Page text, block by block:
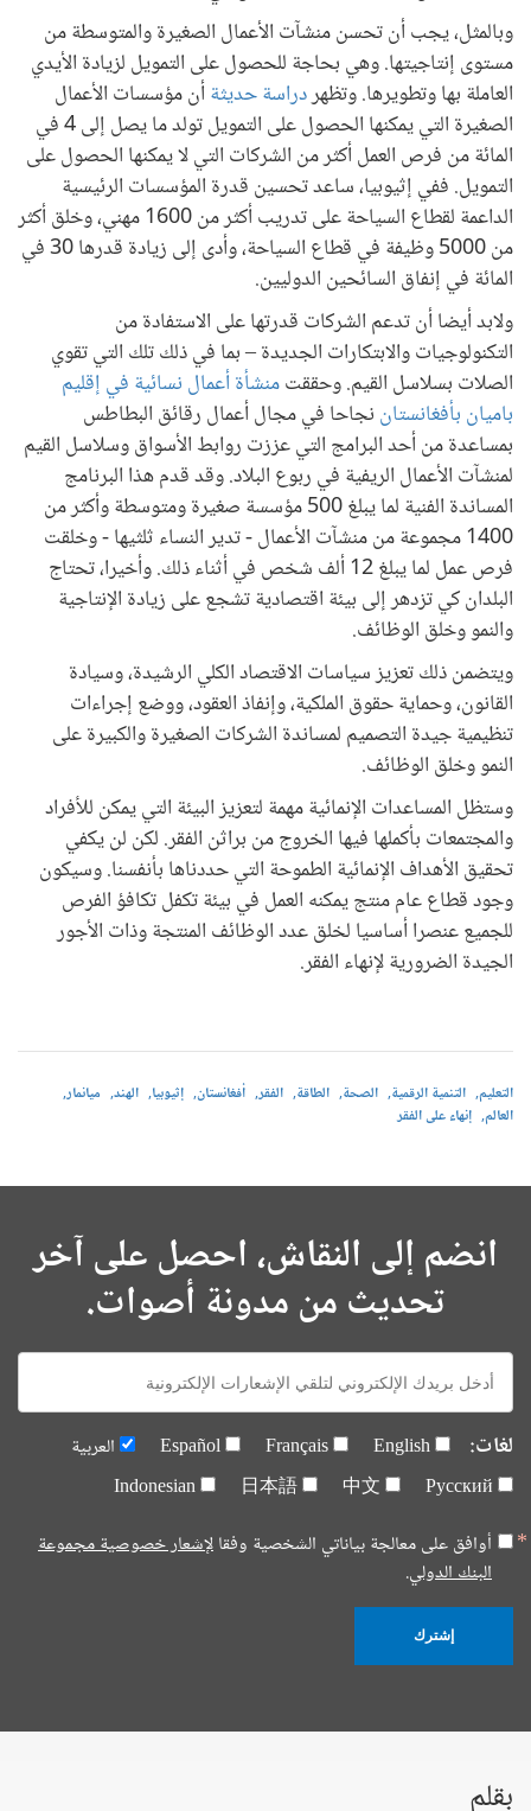
وبالمثل، يجب أن تحسن منشآت الأعمال الصغيرة والمتوسطة من
مستوى إنتاجيتها. وهي بحاجة للحصول على التمويل لزيادة الأيدي
العاملة بها وتطويرها. وتظهردراسة حديثة أن مؤسسات الأعمال
الصغيرة التي يمكنها الحصول على التمويل تولد ما يصل إلى 4 في
المائة من فرص العمل أكثر من الشركات التي لا يمكنها الحصول على
التمويل. ففي إثيوبيا، ساعد تحسين قدرة المؤسسات الرئيسية
الداعمة لقطاع السياحة على تدريب أكثر من 1600 مهني، وخلق أكثر
من 5000 وظيفة في قطاع السياحة، وأدى إلى زيادة قدرها 30 في
المائة في إنفاق السائحين الدوليين.
ولابد أيضا أن تدعم الشركات قدرتها على الاستفادة من
التكنولوجيات والابتكارات الجديدة – بما في ذلك تلك التي تقوي
الصلات بسلاسل القيم. وحققتمنشأة أعمال نسائية في إقليم
باميان بأفغانستان نجاحا في مجال أعمال رقائق البطاطس
بمساعدة من أحد البرامج التي عززت روابط الأسواق وسلاسل القيم
لمنشآت الأعمال الريفية في ربوع البلاد. وقد قدم هذا البرنامج
المساندة الفنية لما يبلغ 500 مؤسسة صغيرة ومتوسطة وأكثر من
1400 مجموعة من منشآت الأعمال - تدير النساء ثلثيها - وخلقت
فرص عمل لما يبلغ 12 ألف شخص في أثناء ذلك. وأخيرا، تحتاج
البلدان كي تزدهر إلى بيئة اقتصادية تشجع على زيادة الإنتاجية
والنمو وخلق الوظائف.
ويتضمن ذلك تعزيز سياسات الاقتصاد الكلي الرشيدة، وسيادة
القانون، وحماية حقوق الملكية، وإنفاذ العقود، ووضع إجراءات
تنظيمية جيدة التصميم لمساندة الشركات الصغيرة والكبيرة على
النمو وخلق الوظائف.
وستظل المساعدات الإنمائية مهمة لتعزيز البيئة التي يمكن للأفراد
والمجتمعات بأكملها فيها الخروج من براثن الفقر. لكن لن يكفي
تحقيق الأهداف الإنمائية الطموحة التي حددناها بأنفسنا. وسيكون
وجود قطاع عام منتج يمكنه العمل في بيئة تكفل تكافؤ الفرص
للجميع عنصرا أساسيا لخلق عدد الوظائف المنتجة وذات الأجور
الجيدة الضرورية لإنهاء الفقر.
التعليم التنمية الرقمية الصحة الطاقة الفقر أفغانستان إثيوبيا الهند ميانمار
العالم إنهاء على الفقر
انضم إلى النقاش، احصل على آخر
تحديث من مدونة أصوات.
E-
mail:
لغات: English
Français
Español
العربية
Русский
中文
日本語
Indonesian
أوافق على معالجة بياناتي الشخصية وفقالإشعار خصوصية مجموعة
البنك الدولي.
إشترك
بقلم